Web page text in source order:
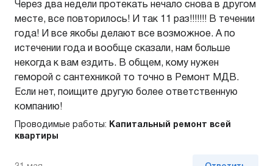
Через два недели протекать нечало снова в другом
месте, все повторилось! И так 11 раз!!!!!!! В течении
года! И все якобы делают все возможное. А по
истечении года и вообще сказали, нам больше
некогда к вам ездить. В общем, кому нужен
геморой с сантехникой то точно в Ремонт МДВ.
Если нет, поищите другую более ответственную
компанию!
Проводимые работы:
Капитальный ремонт всей
квартиры